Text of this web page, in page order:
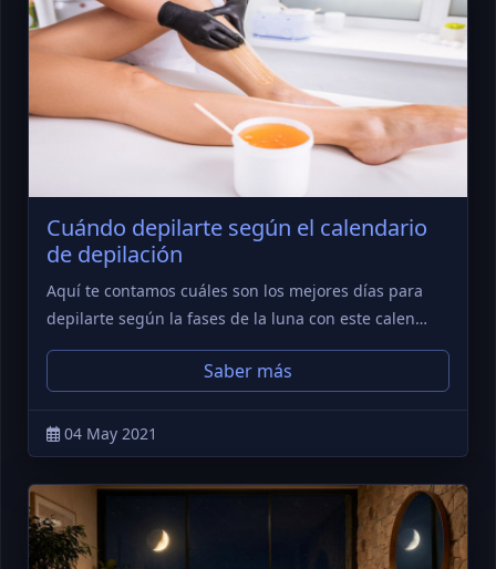
Cuándo depilarte según el calendario
de depilación
Aquí te contamos cuáles son los mejores días para
depilarte según la fases de la luna con este calen…
Saber más
04 May 2021